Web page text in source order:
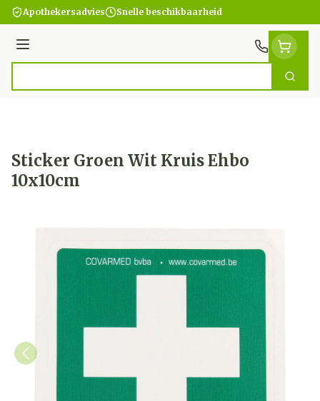
Ga naar de inhoud
Apothekersadvies Snelle beschikbaarheid
Menu
Zoek
Sticker Groen Wit Kruis Ehbo
10x10cm